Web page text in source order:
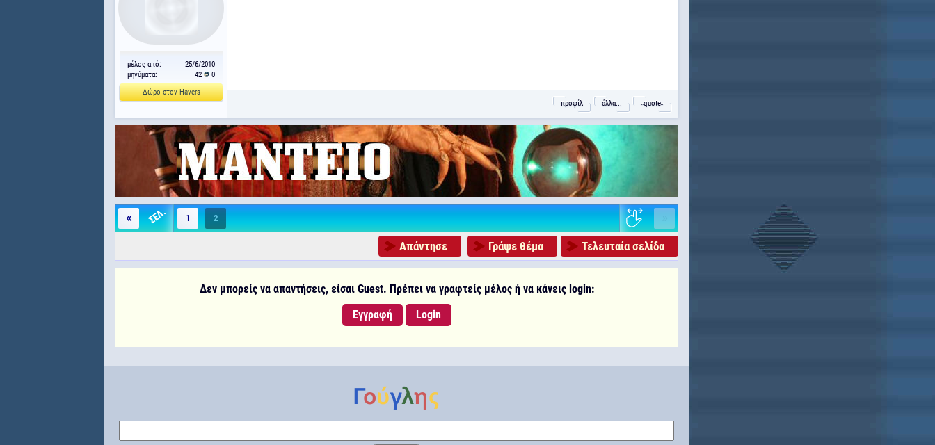
μέλος από:
25/6/2010
μηνύματα:
42
0
Δώρο στον Havers
προφίλ άλλα... ˵quote˶
« 1 2
Απάντησε Γράψε θέμα Τελευταία σελίδα
Δεν μπορείς να απαντήσεις, είσαι Guest. Πρέπει να γραφτείς μέλος ή να κάνεις login:
Εγγραφή
Login